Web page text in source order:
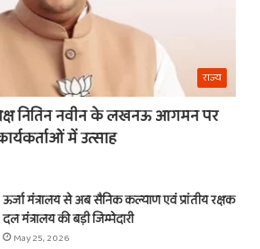
राज्य
नितिन नवीन के लखनऊ आगमन पर
में उत्साह
ऊर्जा मंत्रालय से अब सैनिक कल्याण एवं प्रांतीय रक्षक
दल मंत्रालय की बड़ी जिम्मेदारी
May 25, 2026